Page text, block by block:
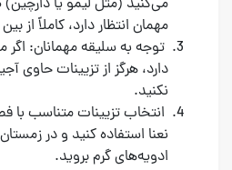
می‌کنید (مثل لیمو یا
مهمان انتظار دارد، کاملاً از بین
توجه به سلیقه مهمانان:
دارد، هرگز از تزیینات حاوی
نکنید.
انتخاب تزیینات متناسب با
نعنا استفاده کنید و در
ادویه‌های گرم بروید.